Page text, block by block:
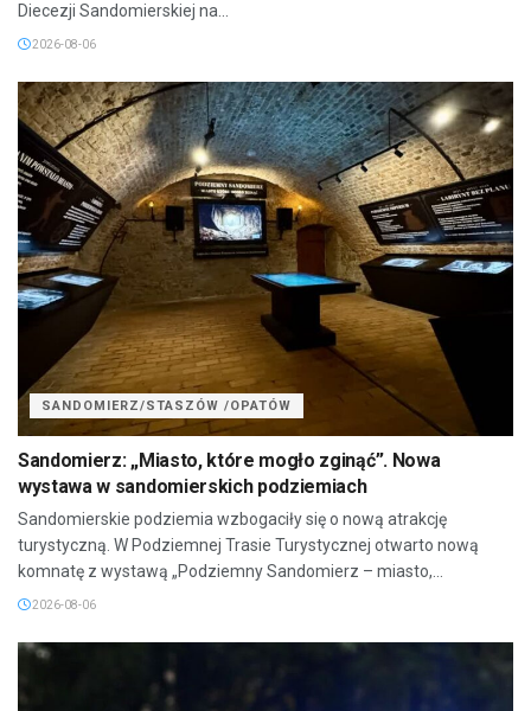
Diecezji Sandomierskiej na...
2026-08-06
SANDOMIERZ/STASZÓW /OPATÓW
Sandomierz: „Miasto, które mogło zginąć”. Nowa
wystawa w sandomierskich podziemiach
Sandomierskie podziemia wzbogaciły się o nową atrakcję
turystyczną. W Podziemnej Trasie Turystycznej otwarto nową
komnatę z wystawą „Podziemny Sandomierz – miasto,...
2026-08-06